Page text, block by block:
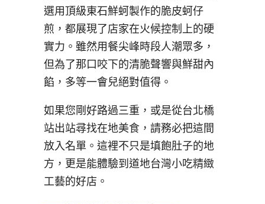
選用頂級東石鮮蚵製作的脆皮蚵仔
煎，都展現了店家在火候控制上的硬
實力。雖然用餐尖峰時段人潮眾多，
但為了那口咬下的清脆聲響與鮮甜內
餡，多等一會兒絕對值得。
如果您剛好路過三重，或是從台北橋
站出站尋找在地美食，請務必把這間
放入名單。這裡不只是填飽肚子的地
方，更是能體驗到道地台灣小吃精緻
工藝的好店。